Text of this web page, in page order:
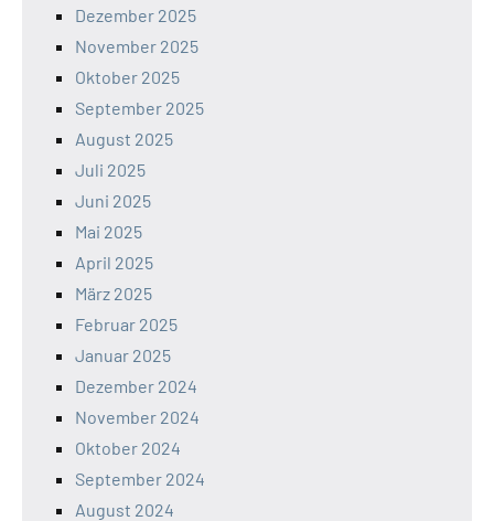
Dezember 2025
November 2025
Oktober 2025
September 2025
August 2025
Juli 2025
Juni 2025
Mai 2025
April 2025
März 2025
Februar 2025
Januar 2025
Dezember 2024
November 2024
Oktober 2024
September 2024
August 2024